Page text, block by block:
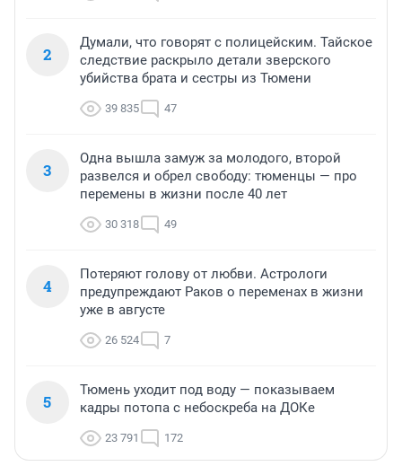
2
Думали, что говорят с полицейским. Тайское
следствие раскрыло детали зверского
убийства брата и сестры из Тюмени
39 835 47
3
Одна вышла замуж за молодого, второй
развелся и обрел свободу: тюменцы — про
перемены в жизни после 40 лет
30 318 49
4
Потеряют голову от любви. Астрологи
предупреждают Раков о переменах в жизни
уже в августе
26 524 7
5
Тюмень уходит под воду — показываем
кадры потопа с небоскреба на ДОКе
23 791 172